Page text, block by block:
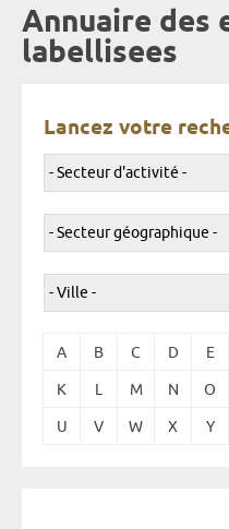
Annuaire des
labellisees
Lancez votre
A B C D E
K L M N O
U V W X Y